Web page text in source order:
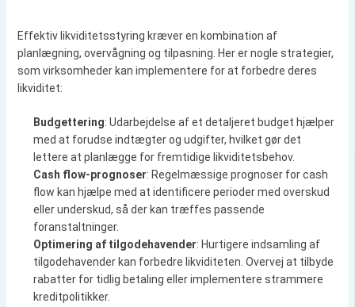
Effektiv likviditetsstyring kræver en kombination af
planlægning, overvågning og tilpasning. Her er nogle strategier,
som virksomheder kan implementere for at forbedre deres
likviditet:
Budgettering: Udarbejdelse af et detaljeret budget hjælper
med at forudse indtægter og udgifter, hvilket gør det
lettere at planlægge for fremtidige likviditetsbehov.
Cash flow-prognoser: Regelmæssige prognoser for cash
flow kan hjælpe med at identificere perioder med overskud
eller underskud, så der kan træffes passende
foranstaltninger.
Optimering af tilgodehavender: Hurtigere indsamling af
tilgodehavender kan forbedre likviditeten. Overvej at tilbyde
rabatter for tidlig betaling eller implementere strammere
kreditpolitikker.